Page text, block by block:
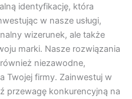
identyfikację, która
w nasze usługi,
wizerunek, ale także
marki. Nasze rozwiązania
niezawodne,
Twojej firmy. Zainwestuj w
przewagę konkurencyjną na